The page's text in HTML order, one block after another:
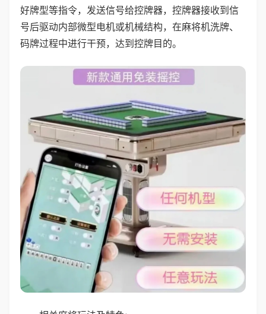
好牌型等指令，发送信号给控牌器，控牌器接收到信
号后驱动内部微型电机或机械结构，在麻将机洗牌、
码牌过程中进行干预，达到控牌目的。